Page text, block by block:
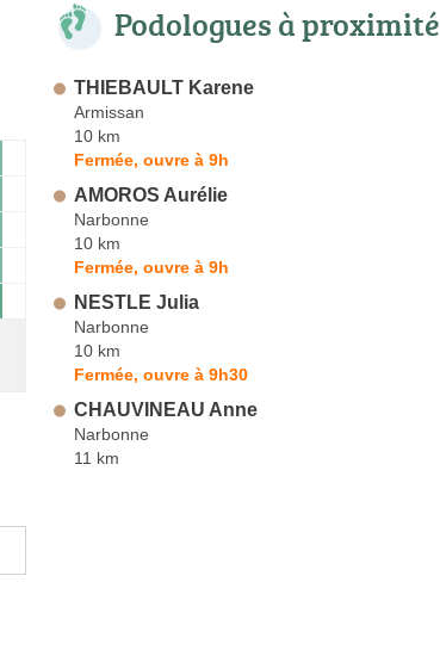
Podologues à proximité
THIEBAULT Karene
Armissan
10 km
Fermée, ouvre à 9h
AMOROS Aurélie
Narbonne
10 km
Fermée, ouvre à 9h
NESTLE Julia
Narbonne
10 km
Fermée, ouvre à 9h30
CHAUVINEAU Anne
Narbonne
11 km